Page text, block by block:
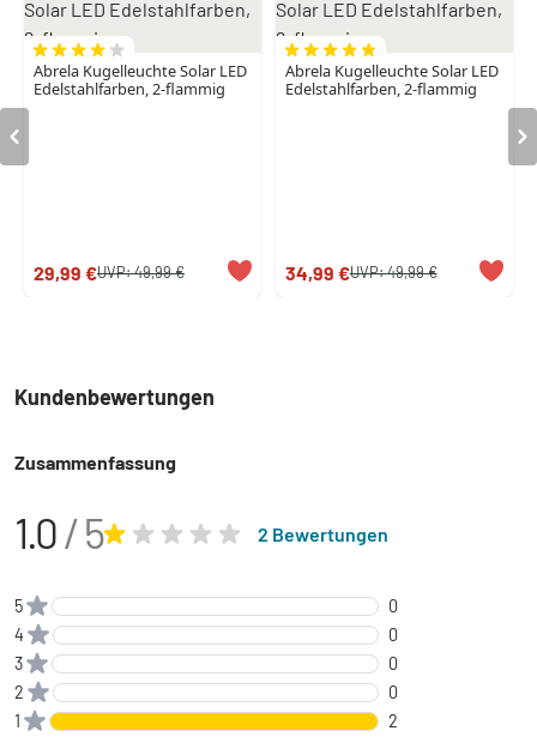
Abrela Kugelleuchte Solar LED
Edelstahlfarben, 2-flammig
29,99 €UVP:49,99 €
Abrela Kugelleuchte Solar LED
Edelstahlfarben, 2-flammig
34,99 €UVP:49,99 €
Kundenbewertungen
Zusammenfassung
1.0/ 5 2 Bewertungen
5
0
4
0
3
0
2
0
1
2